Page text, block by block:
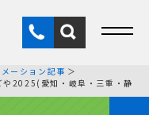
ーション記事
2025(愛知・岐阜・三重・静